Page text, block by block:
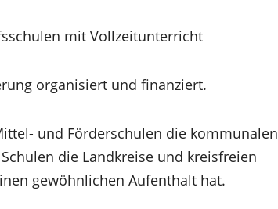
mit Vollzeitunterricht
organisiert und finanziert.
und Förderschulen die kommunalen
die Landkreise und kreisfreien
gewöhnlichen Aufenthalt hat.